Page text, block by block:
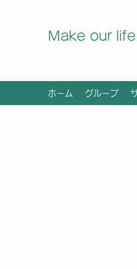
Make our
ホーム グループ